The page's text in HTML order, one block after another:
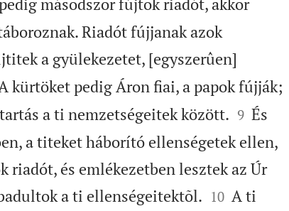
Riadót fújjanak azok
a gyülekezetet, [egyszerûen]
kürtöket pedig Áron fiai, a papok fújják;
a ti nemzetségeitek között.
9 És
a titeket háborító ellenségetek ellen,
és emlékezetben lesztek az Úr
a ti ellenségeitektõl.
10 A ti